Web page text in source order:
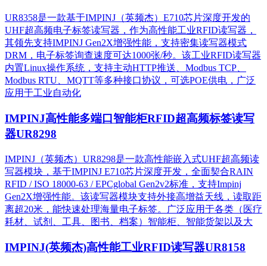
UR8358是一款基于IMPINJ（英频杰）E710芯片深度开发的
UHF超高频电子标签读写器，作为高性能工业RFID读写器，
其领先支持IMPINJ Gen2X增强性能，支持密集读写器模式
DRM，电子标签询查速度可达1000张/秒。该工业RFID读写器
内置Linux操作系统，支持主动HTTP推送、Modbus TCP、
Modbus RTU、MQTT等多种接口协议，可选POE供电，广泛
应用于工业自动化
IMPINJ高性能多端口智能柜RFID超高频标签读写
器UR8298
IMPINJ（英频杰）UR8298是一款高性能嵌入式UHF超高频读
写器模块，基于IMPINJ E710芯片深度开发，全面契合RAIN
RFID / ISO 18000-63 / EPCglobal Gen2v2标准，支持Impinj
Gen2X增强性能。该读写器模块支持外接高增益天线，读取距
离超20米，能快速处理海量电子标签。广泛应用于各类（医疗
耗材、试剂、工具、图书、档案）智能柜、智能货架以及大
IMPINJ(英频杰)高性能工业RFID读写器UR8158